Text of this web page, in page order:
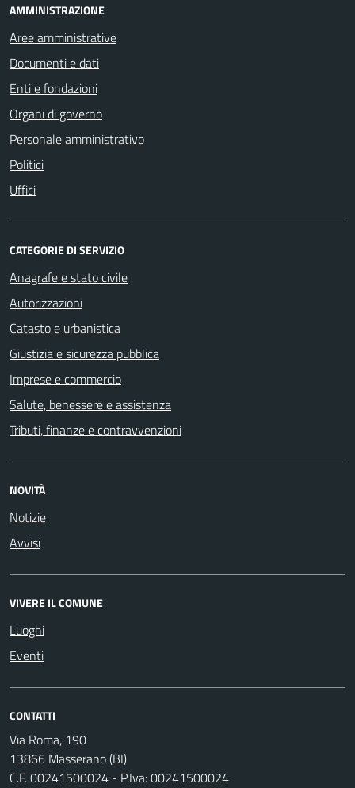
AMMINISTRAZIONE
Aree amministrative
Documenti e dati
Enti e fondazioni
Organi di governo
Personale amministrativo
Politici
Uffici
CATEGORIE DI SERVIZIO
Anagrafe e stato civile
Autorizzazioni
Catasto e urbanistica
Giustizia e sicurezza pubblica
Imprese e commercio
Salute, benessere e assistenza
Tributi, finanze e contravvenzioni
NOVITÀ
Notizie
Avvisi
VIVERE IL COMUNE
Luoghi
Eventi
CONTATTI
Via Roma, 190
13866 Masserano (BI)
C.F. 00241500024 - P.Iva: 00241500024